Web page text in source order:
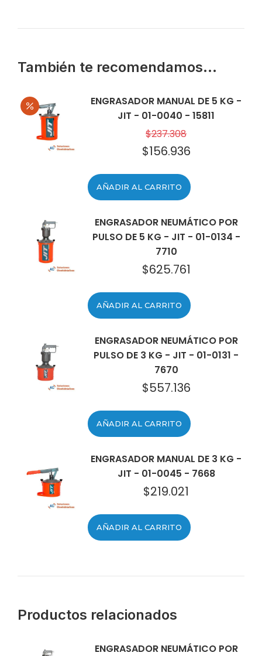
También te recomendamos…
ENGRASADOR MANUAL DE 5 KG -
JIT - 01-0040 - 15811
$237.308
El
original
era:
$237.308.
$156.936El
actual
$156.936.
AÑADIR AL CARRITO
ENGRASADOR NEUMÁTICO POR
PULSO DE 5 KG - JIT - 01-0134 -
7710
$625.761
AÑADIR AL CARRITO
ENGRASADOR NEUMÁTICO POR
PULSO DE 3 KG - JIT - 01-0131 -
7670
$557.136
AÑADIR AL CARRITO
ENGRASADOR MANUAL DE 3 KG -
JIT - 01-0045 - 7668
$219.021
AÑADIR AL CARRITO
Productos relacionados
ENGRASADOR NEUMÁTICO POR